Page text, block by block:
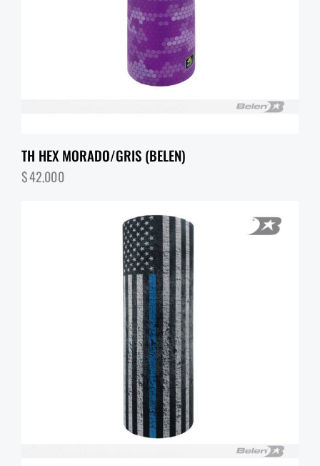
TH HEX MORADO/GRIS (BELEN)
$42,000